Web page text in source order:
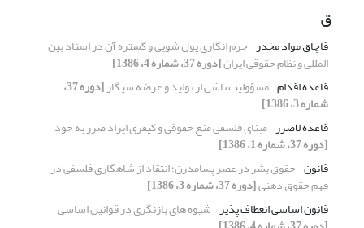
ق
قاچاق مواد مخدر جرم انگاری پول شویی و گستره آن در اسناد بین
المللی و نظام حقوقی ایران[دوره 37، شماره 4، 1386]
قاعده اقدام مسؤولیت ناشی از تولید و عرضه سیگار [دوره 37،
شماره 3، 1386]
قاعده لاضرر مبنای فلسفی منع حقوقی و کیفری ایراد ضرر به خود
[دوره 37، شماره 1، 1386]
قانون حقوق بشر در عصر پسامدرن؛ انتقاد از شاهکاری فلسفی در
فهم حقوق ذهنی[دوره 37، شماره 3، 1386]
قانون اساسی انعطاف پذیر شیوه های بازنگری در قوانین اساسی